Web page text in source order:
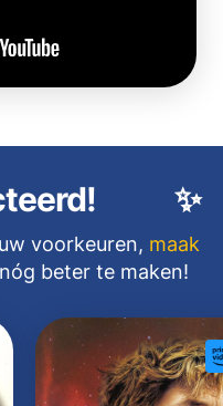
✨
voorkeuren, maak
beter te maken!